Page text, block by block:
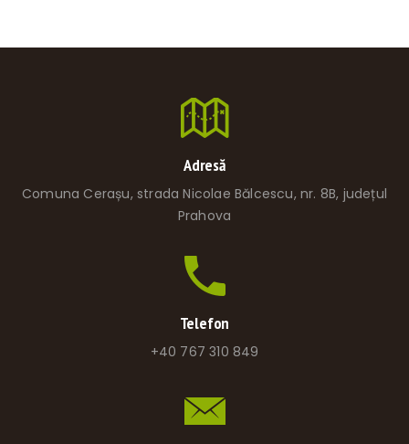
Adresă
Comuna Cerașu, strada Nicolae Bălcescu, nr. 8B, județul
Prahova
Telefon
+40 767 310 849